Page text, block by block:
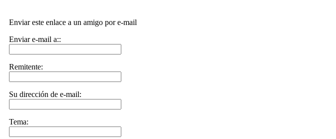
Enviar este enlace a un amigo por e-mail
Enviar e-mail a::
Remitente:
Su dirección de e-mail:
Tema: